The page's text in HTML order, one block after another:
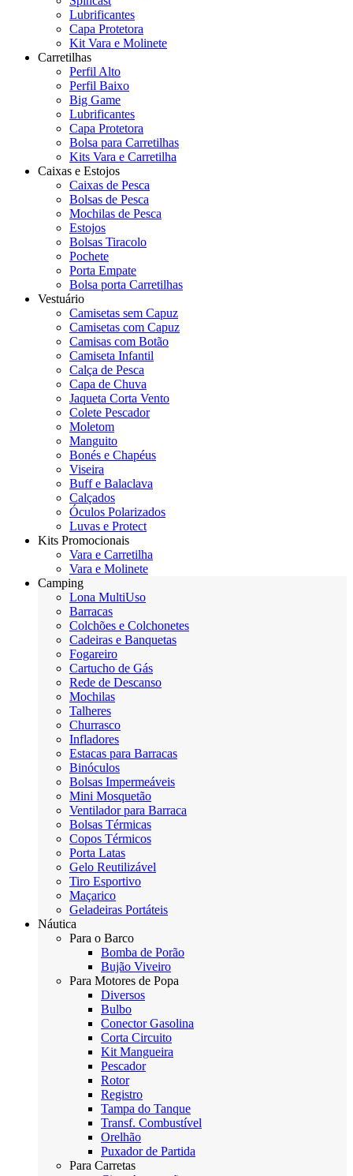
Lubrificantes
Capa Protetora
Kit Vara e Molinete
Carretilhas
Perfil Alto
Perfil Baixo
Big Game
Lubrificantes
Capa Protetora
Bolsa para Carretilhas
Kits Vara e Carretilha
Caixas e Estojos
Caixas de Pesca
Bolsas de Pesca
Mochilas de Pesca
Estojos
Bolsas Tiracolo
Pochete
Porta Empate
Bolsa porta Carretilhas
Vestuário
Camisetas sem Capuz
Camisetas com Capuz
Camisas com Botão
Camiseta Infantil
Calça de Pesca
Capa de Chuva
Jaqueta Corta Vento
Colete Pescador
Moletom
Manguito
Bonés e Chapéus
Viseira
Buff e Balaclava
Calçados
Óculos Polarizados
Luvas e Protect
Kits Promocionais
Vara e Carretilha
Vara e Molinete
Camping
Lona MultiUso
Barracas
Colchões e Colchonetes
Cadeiras e Banquetas
Fogareiro
Cartucho de Gás
Rede de Descanso
Mochilas
Talheres
Churrasco
Infladores
Estacas para Barracas
Binóculos
Bolsas Impermeáveis
Mini Mosquetão
Ventilador para Barraca
Bolsas Térmicas
Copos Térmicos
Porta Latas
Gelo Reutilizável
Tiro Esportivo
Maçarico
Geladeiras Portáteis
Náutica
Para o Barco
Bomba de Porão
Bujão Viveiro
Para Motores de Popa
Diversos
Bulbo
Conector Gasolina
Corta Circuito
Kit Mangueira
Pescador
Rotor
Registro
Tampa do Tanque
Transf. Combustível
Orelhão
Puxador de Partida
Para Carretas